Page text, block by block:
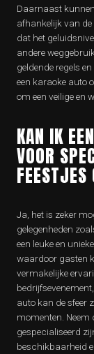
Daarnaast
afhankelijk van de
dat het
andere
geldende regels
een karaoke auto
om een veilige en
KAN IK
VOOR
FEESTJES
Ja, het is zeker
gelegenheden
een leuke en
waardoor gasten
vermakelijke
auto kan de sfeer
momenten.
gespecialiseerd
beschikbaarheid